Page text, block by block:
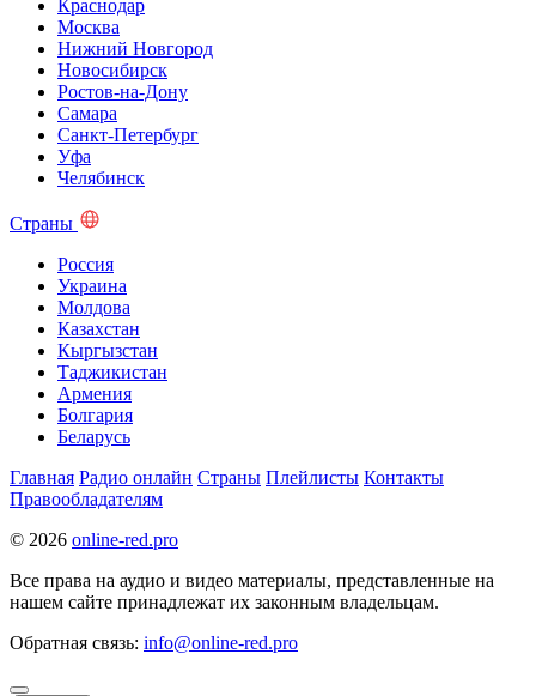
Краснодар
Москва
Нижний Новгород
Новосибирск
Ростов-на-Дону
Самара
Санкт-Петербург
Уфа
Челябинск
Страны
Россия
Украина
Молдова
Казахстан
Кыргызстан
Таджикистан
Армения
Болгария
Беларусь
Главная Радио онлайн Страны Плейлисты Контакты
Правообладателям
© 2026 online-red.pro
Все права на аудио и видео материалы, представленные на
нашем сайте принадлежат их законным владельцам.
Обратная связь: info@online-red.pro